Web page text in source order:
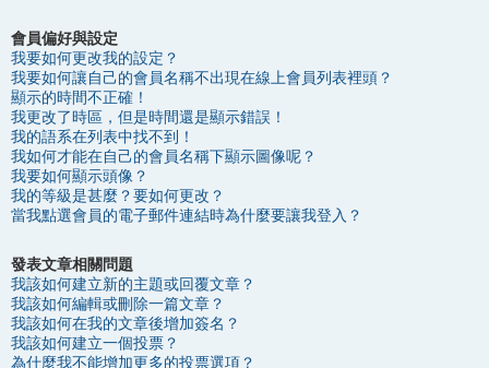
會員偏好與設定
我要如何更改我的設定？
我要如何讓自己的會員名稱不出現在線上會員列表裡頭？
顯示的時間不正確！
我更改了時區，但是時間還是顯示錯誤！
我的語系在列表中找不到！
我如何才能在自己的會員名稱下顯示圖像呢？
我要如何顯示頭像？
我的等級是甚麼？要如何更改？
當我點選會員的電子郵件連結時為什麼要讓我登入？
發表文章相關問題
我該如何建立新的主題或回覆文章？
我該如何編輯或刪除一篇文章？
我該如何在我的文章後增加簽名？
我該如何建立一個投票？
為什麼我不能增加更多的投票選項？